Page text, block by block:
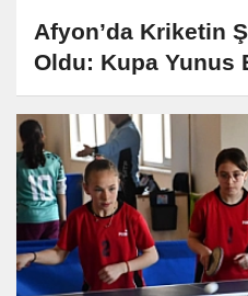
Afyon’da Kriketin
Oldu: Kupa Yunus